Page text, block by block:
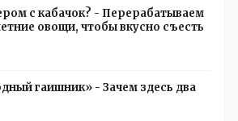
с кабачок? - Перерабатываем
овощи, чтобы вкусно съесть
гаишник» - Зачем здесь два